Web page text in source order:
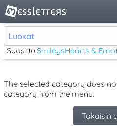
Luokat
Suosittu:SmileysHearts &
The selected category does
category from the menu.
Takaisin